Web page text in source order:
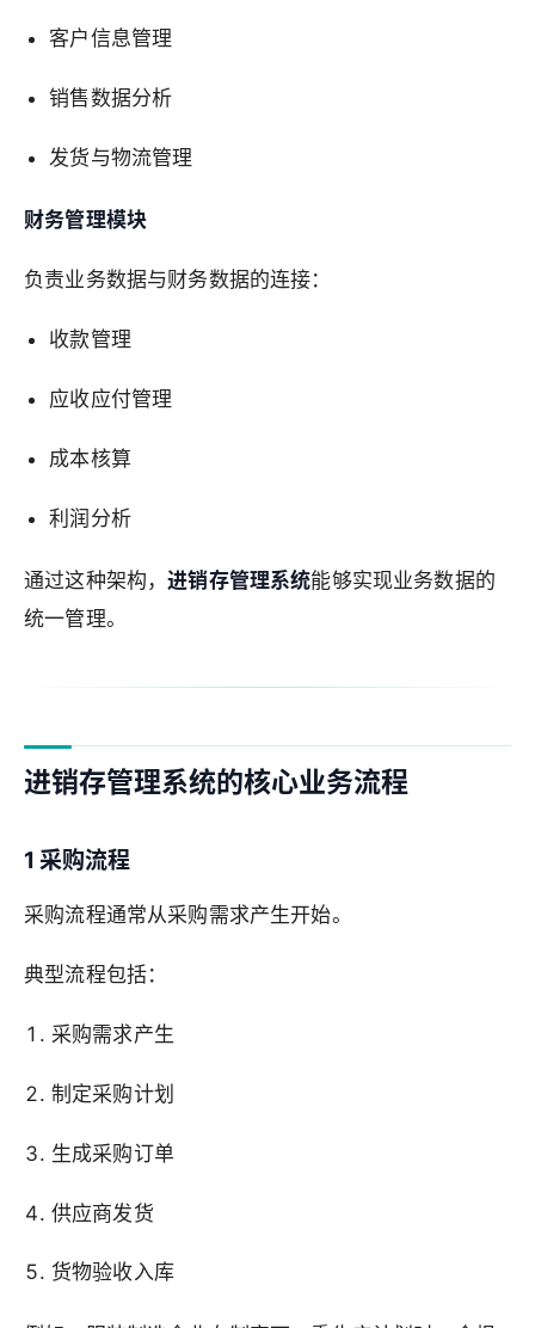
客户信息管理
销售数据分析
发货与物流管理
财务管理模块
负责业务数据与财务数据的连接：
收款管理
应收应付管理
成本核算
利润分析
通过这种架构，进销存管理系统能够实现业务数据的
统一管理。
进销存管理系统的核心业务流程
1 采购流程
采购流程通常从采购需求产生开始。
典型流程包括：
采购需求产生
制定采购计划
生成采购订单
供应商发货
货物验收入库